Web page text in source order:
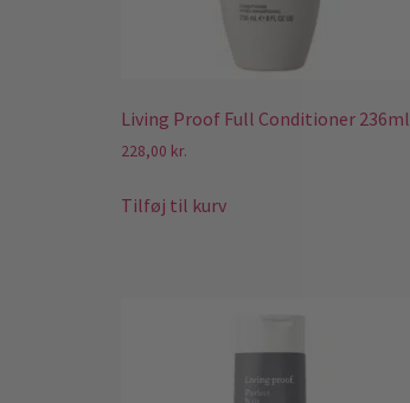
Living Proof Full Conditioner 236ml
228,00 kr.
Tilføj til kurv